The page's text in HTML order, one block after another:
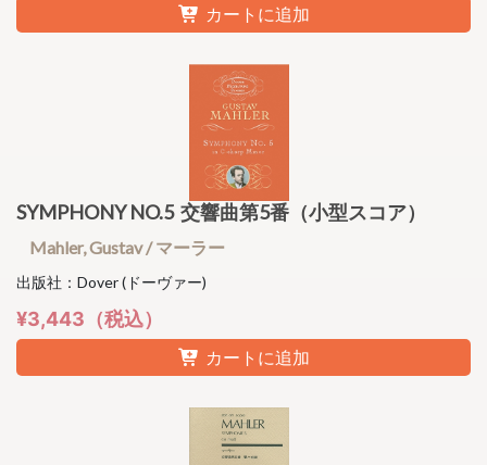
カートに追加
SYMPHONY NO.5 交響曲第5番（小型スコア）
Mahler, Gustav / マーラー
出版社：Dover (ドーヴァー)
¥3,443（税込）
カートに追加